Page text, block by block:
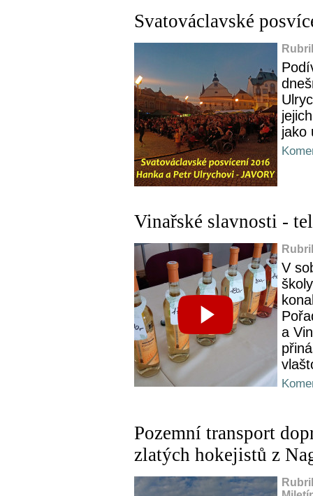
Svatováclavské
jako
Vinařské slavnosti -
V
a
Pozemní transport
zlatých hokejistů z